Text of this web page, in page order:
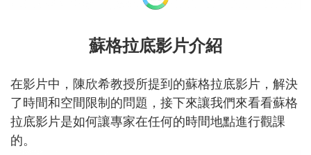
蘇格拉底影片介紹
在影片中，陳欣希教授所提到的蘇格拉底影片，解決
了時間和空間限制的問題，接下來讓我們來看看蘇格
拉底影片是如何讓專家在任何的時間地點進行觀課
的。